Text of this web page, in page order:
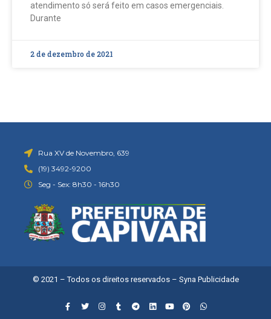
atendimento só será feito em casos emergenciais.
Durante
2 de dezembro de 2021
Rua XV de Novembro, 639
(19) 3492-9200
Seg - Sex: 8h30 - 16h30
© 2021 – Todos os direitos reservados – Syna Publicidade